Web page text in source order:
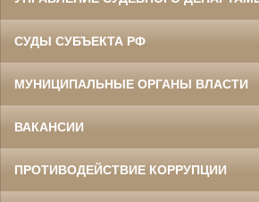
СУДЫ СУБЪЕКТА РФ
МУНИЦИПАЛЬНЫЕ ОРГАНЫ ВЛАСТИ
ВАКАНСИИ
ПРОТИВОДЕЙСТВИЕ КОРРУПЦИИ